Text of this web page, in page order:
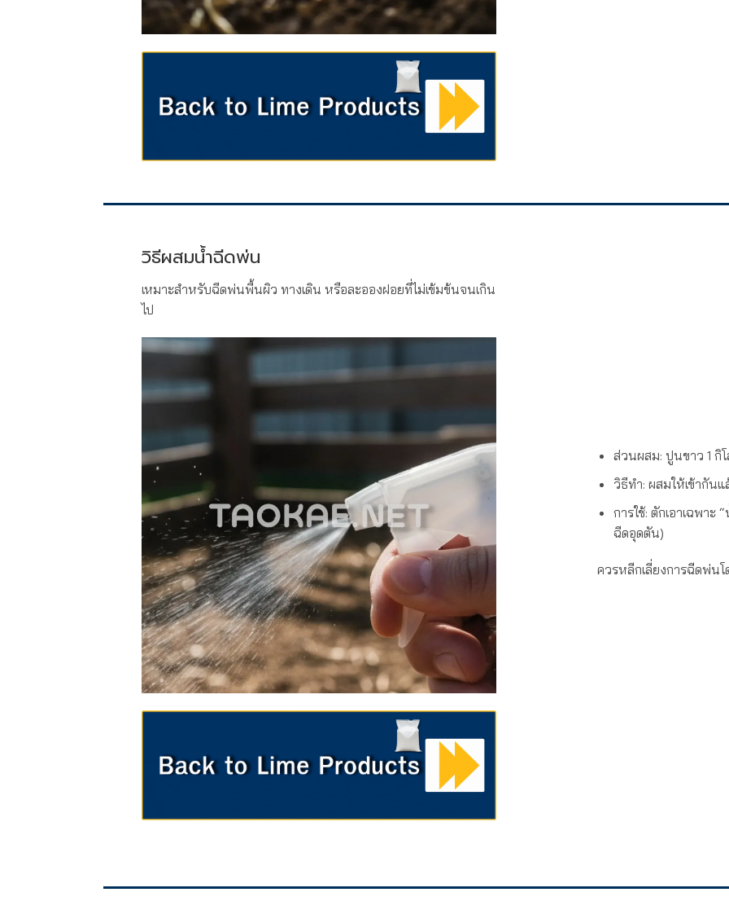
วิธีผสมน้ำฉีดพ่น
เหมาะสำหรับฉีดพ่นพื้นผิว ทางเดิน หรือละอองฝอยที่ไม่เข้มข้นจนเกิน
ไป
ส่วนผสม: ปูนขาว 1 กิ
วิธีทำ: ผสมให้เข้ากัน
การใช้: ตักเอาเฉพา
ฉีดอุดตัน)
ควรหลีกเลี่ยงการฉีดพ่นโ